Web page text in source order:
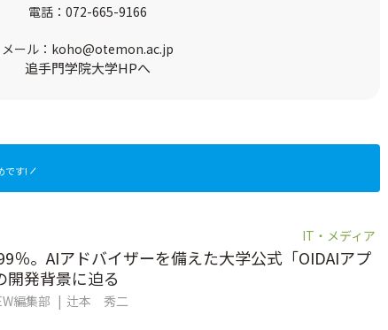
電話： 072-665-9166
メール： koho@otemon.ac.jp
追手門学院大学HPへ
です!
IT・メディア
％。AIアドバイザーを備えた大学公式「OIDAIアプ
開発背景に迫る
編集部 辻本 秀二